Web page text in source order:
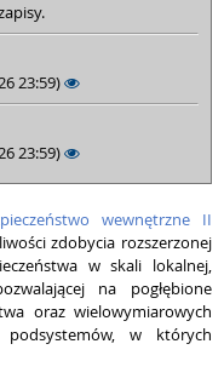
23:59)
23:59)
wewnętrzne II
zdobycia rozszerzonej
w skali lokalnej,
na pogłębione
oraz wielowymiarowych
podsystemów, w których